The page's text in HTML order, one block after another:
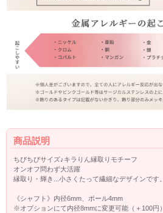
商品説明
ちびちびサイズ♪キラりん縁取りモチーフ
オンオフ問わず大活躍
縁取り・輝き...小さくたって繊細なデザインです。
《シャフト》内径6mm、ボール4mm
※オプションにて内径8mmに変更可能（＋100円）